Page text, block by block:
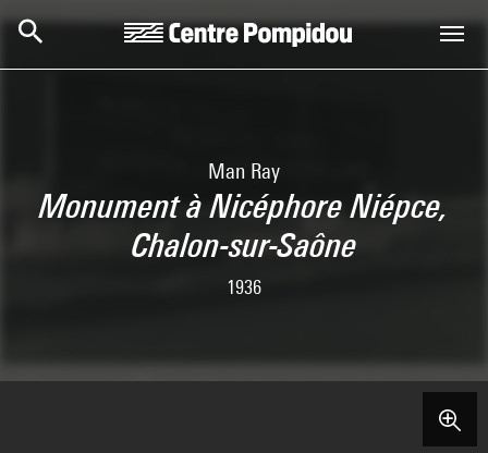
Man Ray
Monument à Nicéphore Niépce,
Chalon-sur-Saône
1936